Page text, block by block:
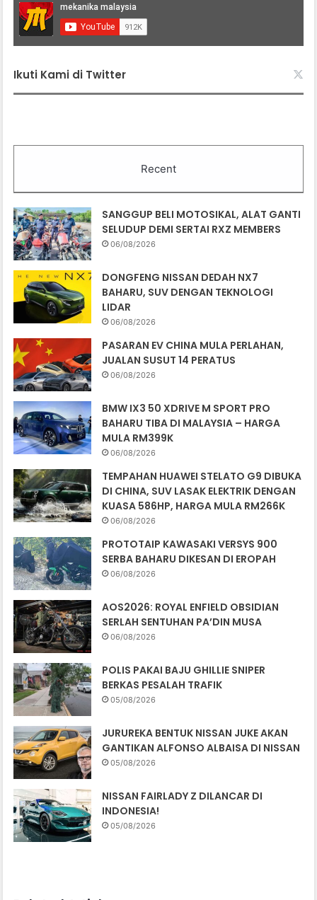
Ikuti Kami di Twitter
Recent
SANGGUP BELI MOTOSIKAL, ALAT GANTI
SELUDUP DEMI SERTAI RXZ MEMBERS
06/08/2026
DONGFENG NISSAN DEDAH NX7
BAHARU, SUV DENGAN TEKNOLOGI
LIDAR
06/08/2026
PASARAN EV CHINA MULA PERLAHAN,
JUALAN SUSUT 14 PERATUS
06/08/2026
BMW IX3 50 XDRIVE M SPORT PRO
BAHARU TIBA DI MALAYSIA – HARGA
MULA RM399K
06/08/2026
TEMPAHAN HUAWEI STELATO G9 DIBUKA
DI CHINA, SUV LASAK ELEKTRIK DENGAN
KUASA 586HP, HARGA MULA RM266K
06/08/2026
PROTOTAIP KAWASAKI VERSYS 900
SERBA BAHARU DIKESAN DI EROPAH
06/08/2026
AOS2026: ROYAL ENFIELD OBSIDIAN
SERLAH SENTUHAN PA’DIN MUSA
06/08/2026
POLIS PAKAI BAJU GHILLIE SNIPER
BERKAS PESALAH TRAFIK
05/08/2026
JURUREKA BENTUK NISSAN JUKE AKAN
GANTIKAN ALFONSO ALBAISA DI NISSAN
05/08/2026
NISSAN FAIRLADY Z DILANCAR DI
INDONESIA!
05/08/2026